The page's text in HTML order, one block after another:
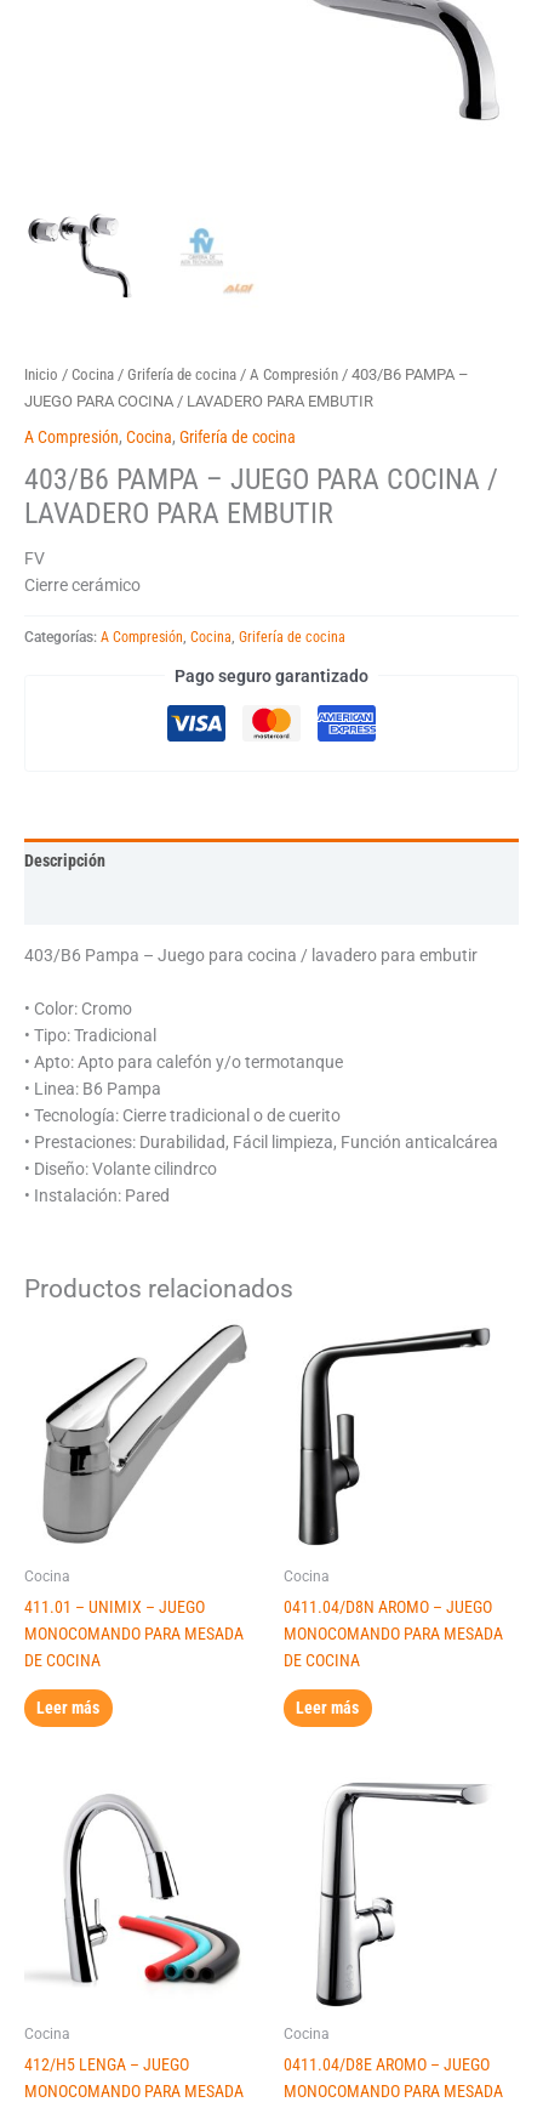
Inicio / Cocina / Grifería de cocina / A Compresión / 403/B6 PAMPA –
JUEGO PARA COCINA / LAVADERO PARA EMBUTIR
A Compresión, Cocina, Grifería de cocina
403/B6 PAMPA – JUEGO PARA COCINA /
LAVADERO PARA EMBUTIR
FV
Cierre cerámico
Categorías: A Compresión Cocina Grifería de cocina
Pago seguro garantizado
Descripción
403/B6 Pampa – Juego para cocina / lavadero para embutir
• Color: Cromo
• Tipo: Tradicional
• Apto: Apto para calefón y/o termotanque
• Linea: B6 Pampa
• Tecnología: Cierre tradicional o de cuerito
• Prestaciones: Durabilidad, Fácil limpieza, Función anticalcárea
• Diseño: Volante cilindrco
• Instalación: Pared
Productos relacionados
Cocina
411.01 – UNIMIX – JUEGO
MONOCOMANDO PARA MESADA
DE COCINA
Leer más
Cocina
0411.04/D8N AROMO – JUEGO
MONOCOMANDO PARA MESADA
DE COCINA
Leer más
Cocina
412/H5 LENGA – JUEGO
MONOCOMANDO PARA MESADA
Cocina
0411.04/D8E AROMO – JUEGO
MONOCOMANDO PARA MESADA